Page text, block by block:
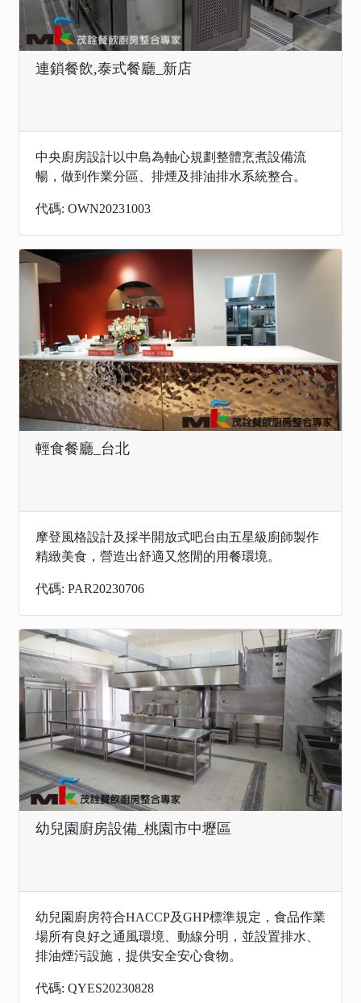
連鎖餐飲,泰式餐廳_新店
中央廚房設計以中島為軸心規劃整體烹煮設備流
暢，做到作業分區、排煙及排油排水系統整合。
代碼: OWN20231003
輕食餐廳_台北
摩登風格設計及採半開放式吧台由五星級廚師製作
精緻美食，營造出舒適又悠閒的用餐環境。
代碼: PAR20230706
幼兒園廚房設備_桃園市中壢區
幼兒園廚房符合HACCP及GHP標準規定，食品作業
場所有良好之通風環境、動線分明，並設置排水、
排油煙污設施，提供安全安心食物。
代碼: QYES20230828